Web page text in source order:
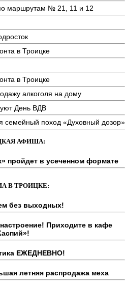
маршрутам № 21, 11 и 12
в Троицке
в Троицке
алкоголя на дому
День ВДВ
семейный поход «Духовный дозор»
АФИША:
пройдет в усеченном формате
В ТРОИЦКЕ:
без выходных!
Приходите в кафе
ЕЖЕДНЕВНО!
летняя распродажа меха